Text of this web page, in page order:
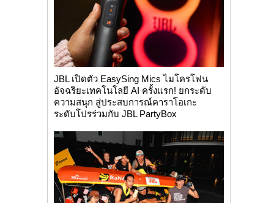
JBL เปิดตัว EasySing Mics ไมโครโฟน
อัจฉริยะเทคโนโลยี AI ครั้งแรก! ยกระดับ
ความสนุก สู่ประสบการณ์คาราโอเกะ
ระดับโปรร่วมกับ JBL PartyBox